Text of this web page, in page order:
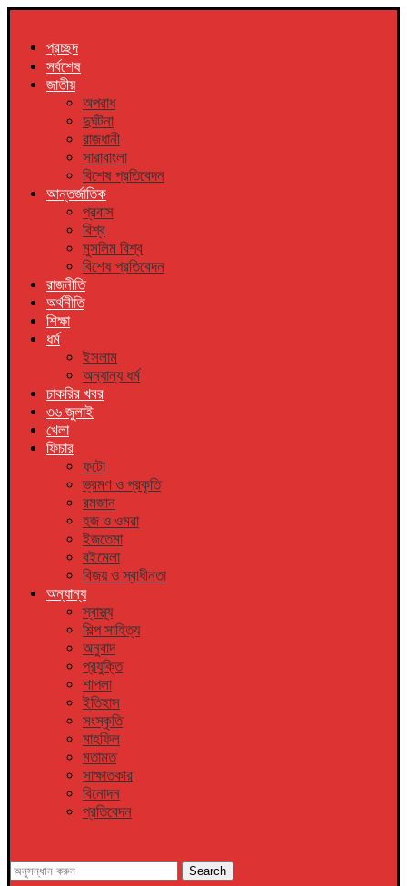
প্রচ্ছদ
সর্বশেষ
জাতীয়
অপরাধ
দুর্ঘটনা
রাজধানী
সারাবাংলা
বিশেষ প্রতিবেদন
আন্তর্জাতিক
প্রবাস
বিশ্ব
মুসলিম বিশ্ব
বিশেষ প্রতিবেদন
রাজনীতি
অর্থনীতি
শিক্ষা
ধর্ম
ইসলাম
অন্যান্য ধর্ম
চাকরির খবর
৩৬ জুলাই
খেলা
ফিচার
ফটো
ভ্রমণ ও প্রকৃতি
রমজান
হজ ও ওমরা
ইজতেমা
বইমেলা
বিজয় ও স্বাধীনতা
অন্যান্য
স্বাস্থ্য
শিল্প সাহিত্য
অনুবাদ
প্রযুক্তি
শাপলা
ইতিহাস
সংস্কৃতি
মাহফিল
মতামত
সাক্ষাতকার
বিনোদন
প্রতিবেদন
Search